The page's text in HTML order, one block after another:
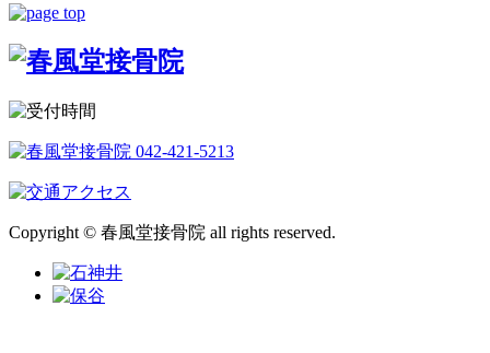
Copyright © 春風堂接骨院 all rights reserved.